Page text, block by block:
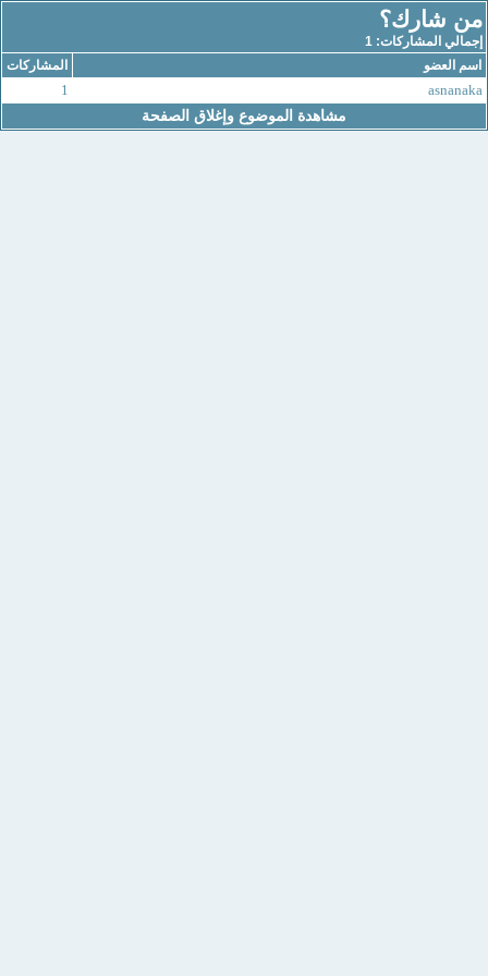
من شارك؟
إجمالي المشاركات: 1
اسم العضو
المشاركات
asnanaka
1
مشاهدة الموضوع وإغلاق الصفحة